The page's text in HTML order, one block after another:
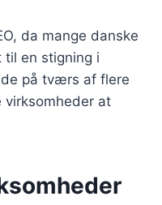
da mange danske
til en stigning i
på tværs af flere
virksomheder at